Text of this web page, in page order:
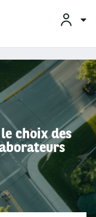
choix des